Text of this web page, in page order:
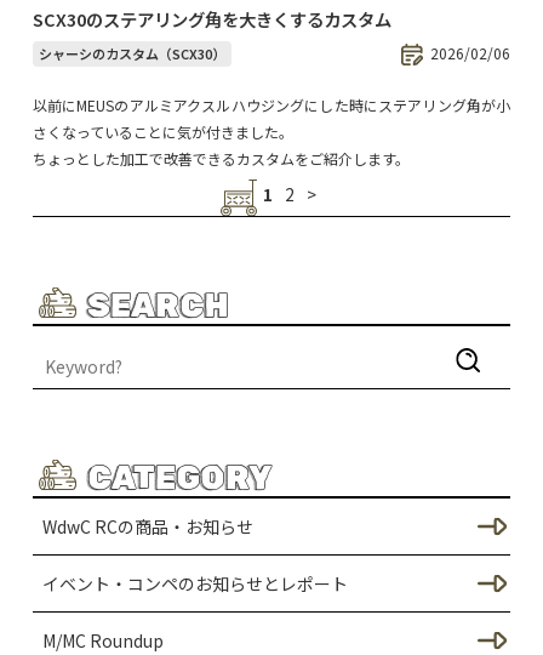
SCX30のステアリング角を大きくするカスタム
シャーシのカスタム（SCX30） 2026/02/06
以前にMEUSのアルミアクスルハウジングにした時にステアリング角が小
さくなっていることに気が付きました。
ちょっとした加工で改善できるカスタムをご紹介します。
1 2 >
SEARCH
CATEGORY
WdwC RCの商品・お知らせ
イベント・コンペのお知らせとレポート
M/MC Roundup